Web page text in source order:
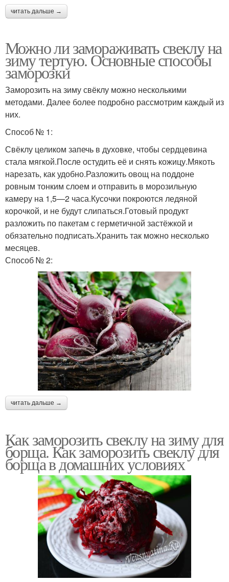
читать дальше →
Можно ли замораживать свеклу на
зиму тертую. Основные способы
заморозки
Заморозить на зиму свёклу можно несколькими
методами. Далее более подробно рассмотрим каждый из
них.
Способ № 1:
Свёклу целиком запечь в духовке, чтобы сердцевина
стала мягкой.После остудить её и снять кожицу.Мякоть
нарезать, как удобно.Разложить овощ на поддоне
ровным тонким слоем и отправить в морозильную
камеру на 1,5—2 часа.Кусочки покроются ледяной
корочкой, и не будут слипаться.Готовый продукт
разложить по пакетам с герметичной застёжкой и
обязательно подписать.Хранить так можно несколько
месяцев.
Способ № 2:
читать дальше →
Как заморозить свеклу на зиму для
борща. Как заморозить свеклу для
борща в домашних условиях